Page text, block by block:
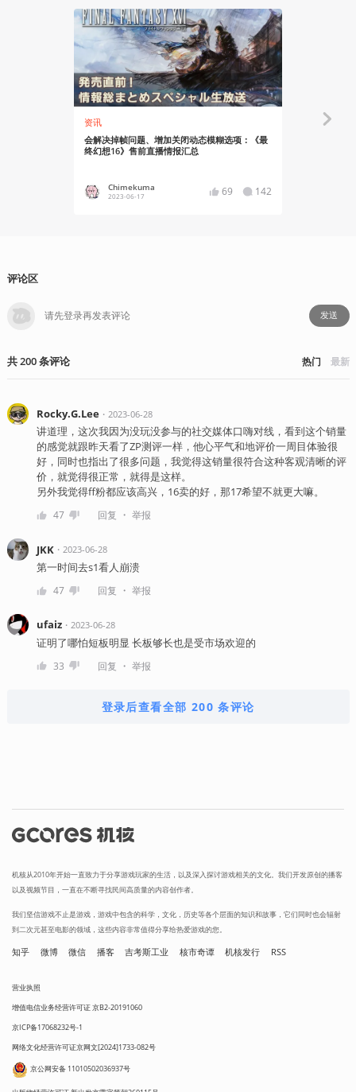
资讯
会解决掉帧问题、增加关闭动态模糊选项：《最
终幻想16》售前直播情报汇总
Chimekuma
2023-06-17 69 142
有感而发
评论区
发送
共200条评论 热门 最新
Rocky.G.Lee・ 2023-06-28
讲道理，这次我因为没玩没参与的社交媒体口嗨对线，看到这个销量
的感觉就跟昨天看了ZP测评一样，他心平气和地评价一周目体验很
好，同时也指出了很多问题，我觉得这销量很符合这种客观清晰的评
价，就觉得很正常，就得是这样。
另外我觉得ff粉都应该高兴，16卖的好，那17希望不就更大嘛。
47 回复 ・ 举报
JKK・ 2023-06-28
第一时间去s1看人崩溃
47 回复 ・ 举报
ufaiz・ 2023-06-28
证明了哪怕短板明显 长板够长也是受市场欢迎的
33 回复 ・ 举报
登录后查看全部 200 条评论
机核从2010年开始一直致力于分享游戏玩家的生活，以及深入探讨游戏相关的文化。我们开发原创的播客
以及视频节目，一直在不断寻找民间高质量的内容创作者。
我们坚信游戏不止是游戏，游戏中包含的科学，文化，历史等各个层面的知识和故事，它们同时也会辐射
到二次元甚至电影的领域，这些内容非常值得分享给热爱游戏的您。
知乎 微博 微信 播客 吉考斯工业 核市奇谭 机核发行 RSS
营业执照
增值电信业务经营许可证 京B2-20191060
京ICP备17068232号-1
网络文化经营许可证京网文[2024]1733-082号
京公网安备 11010502036937号